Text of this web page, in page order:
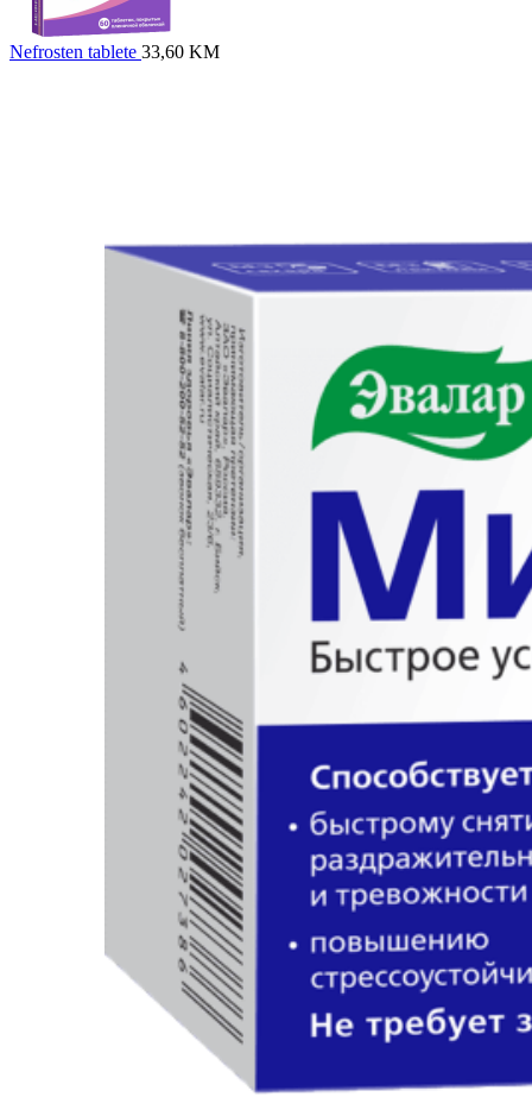
Nefrosten tablete 33,60 KM